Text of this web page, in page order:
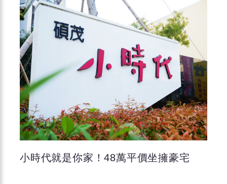
小時代就是你家！48萬平價坐擁豪宅